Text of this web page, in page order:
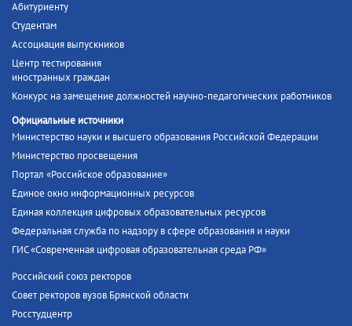
Абитуриенту
Студентам
Ассоциация выпускников
Центр тестирования
иностранных граждан
Конкурс на замещение должностей научно-педагогических работников
Официальные источники
Министерство науки и высшего образования Российской Федерации
Министерство просвещения
Портал «Российское образование»
Единое окно информационных ресурсов
Единая коллекция цифровых образовательных ресурсов
Федеральная служба по надзору в сфере образования и науки
ГИС «Современная цифровая образовательная среда РФ»
Российский союз ректоров
Совет ректоров вузов Брянской области
Росстудцентр